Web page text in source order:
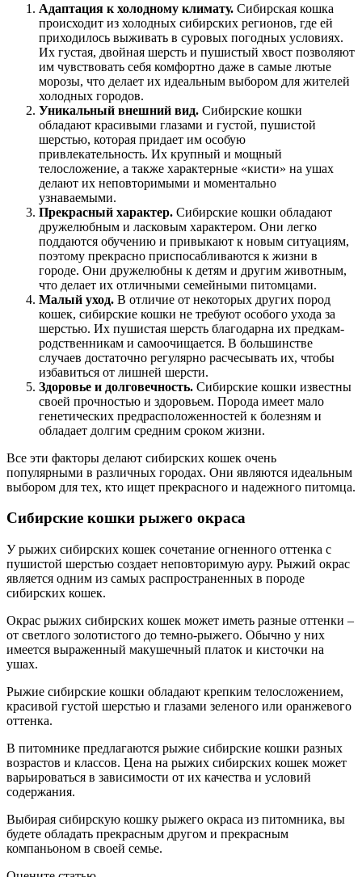
Адаптация к холодному климату. Сибирская кошка
происходит из холодных сибирских регионов, где ей
приходилось выживать в суровых погодных условиях.
Их густая, двойная шерсть и пушистый хвост позволяют
им чувствовать себя комфортно даже в самые лютые
морозы, что делает их идеальным выбором для жителей
холодных городов.
Уникальный внешний вид. Сибирские кошки
обладают красивыми глазами и густой, пушистой
шерстью, которая придает им особую
привлекательность. Их крупный и мощный
телосложение, а также характерные «кисти» на ушах
делают их неповторимыми и моментально
узнаваемыми.
Прекрасный характер. Сибирские кошки обладают
дружелюбным и ласковым характером. Они легко
поддаются обучению и привыкают к новым ситуациям,
поэтому прекрасно приспосабливаются к жизни в
городе. Они дружелюбны к детям и другим животным,
что делает их отличными семейными питомцами.
Малый уход. В отличие от некоторых других пород
кошек, сибирские кошки не требуют особого ухода за
шерстью. Их пушистая шерсть благодарна их предкам-
родственникам и самоочищается. В большинстве
случаев достаточно регулярно расчесывать их, чтобы
избавиться от лишней шерсти.
Здоровье и долговечность. Сибирские кошки известны
своей прочностью и здоровьем. Порода имеет мало
генетических предрасположенностей к болезням и
обладает долгим средним сроком жизни.
Все эти факторы делают сибирских кошек очень
популярными в различных городах. Они являются идеальным
выбором для тех, кто ищет прекрасного и надежного питомца.
Сибирские кошки рыжего окраса
У рыжих сибирских кошек сочетание огненного оттенка с
пушистой шерстью создает неповторимую ауру. Рыжий окрас
является одним из самых распространенных в породе
сибирских кошек.
Окрас рыжих сибирских кошек может иметь разные оттенки –
от светлого золотистого до темно-рыжего. Обычно у них
имеется выраженный макушечный платок и кисточки на
ушах.
Рыжие сибирские кошки обладают крепким телосложением,
красивой густой шерстью и глазами зеленого или оранжевого
оттенка.
В питомнике предлагаются рыжие сибирские кошки разных
возрастов и классов. Цена на рыжих сибирских кошек может
варьироваться в зависимости от их качества и условий
содержания.
Выбирая сибирскую кошку рыжего окраса из питомника, вы
будете обладать прекрасным другом и прекрасным
компаньоном в своей семье.